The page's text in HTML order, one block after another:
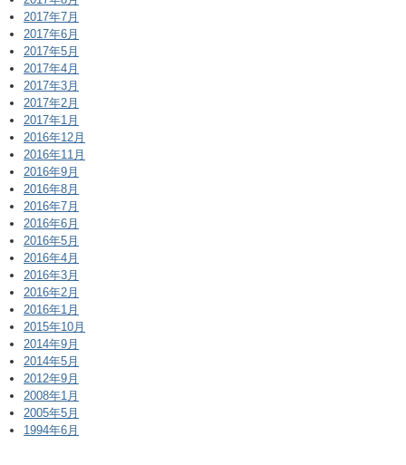
2017年7月
2017年6月
2017年5月
2017年4月
2017年3月
2017年2月
2017年1月
2016年12月
2016年11月
2016年9月
2016年8月
2016年7月
2016年6月
2016年5月
2016年4月
2016年3月
2016年2月
2016年1月
2015年10月
2014年9月
2014年5月
2012年9月
2008年1月
2005年5月
1994年6月